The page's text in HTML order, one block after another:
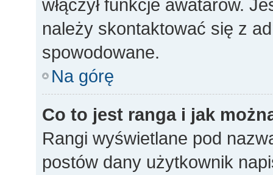
włączył funkcje awatarów.
należy skontaktować się z
spowodowane.
Na górę
Co to jest ranga i jak
Rangi wyświetlane pod
postów dany użytkownik